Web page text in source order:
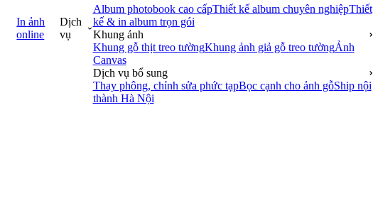
In ảnh
online
Dịch
vụ
Album photobook cao cấpThiết kế album chuyên nghiệpThiết
kế & in album trọn gói
Khung ảnh
Khung gỗ thịt treo tườngKhung ảnh giả gỗ treo tườngẢnh
Canvas
Dịch vụ bổ sung
Thay phông, chỉnh sửa phức tạpBọc cạnh cho ảnh gỗShip nội
thành Hà Nội